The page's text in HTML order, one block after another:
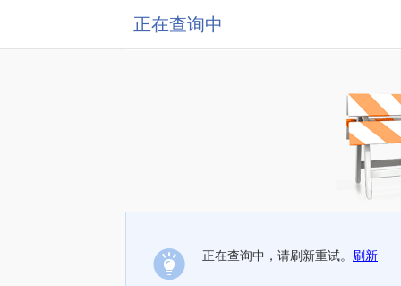
正在查询中
正在查询中，请刷新重试。 刷新